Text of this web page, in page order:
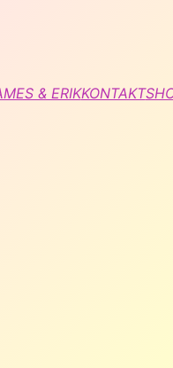
& ERIKKONTAKT